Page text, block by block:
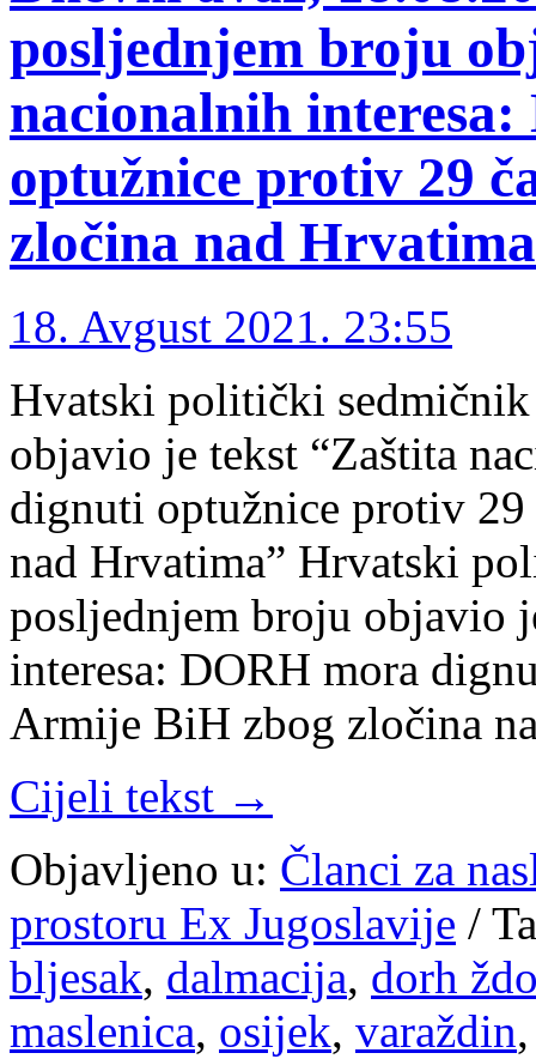
posljednjem broju
nacionalnih
optužnice protiv 29
zločina nad
18. Avgust 2021. 23:55
Hvatski politički
objavio je tekst “Zaštita
dignuti optužnice protiv
nad Hrvatima” Hrvatski
posljednjem broju objavio
interesa: DORH mora
Armije BiH zbog zločina
Cijeli tekst →
Objavljeno u: Članci za
prostoru Ex Jugoslavije /
bljesak, dalmacija, dorh
maslenica, osijek, varaždin